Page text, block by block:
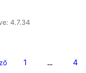
4.7.34
1 … 4